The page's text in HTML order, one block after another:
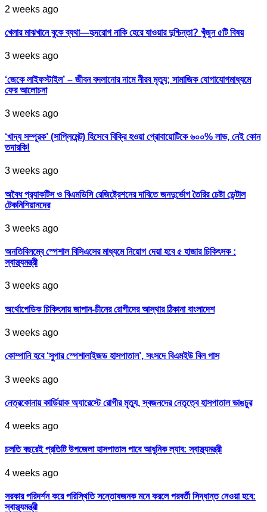
2 weeks ago
খেলার মাঝখানে বুকে ব্যথা—হৃদরোগ নাকি হেরে যাওয়ার দুশ্চিন্তা? খুঁজুন ৫টি বিষয়
3 weeks ago
‘জেকে লাইফস্টাইল’ – জীবন বদলানোর নামে নীরব মৃত্যু; সামাজিক যোগাযোগমাধ্যমে
ফের আলোচনা
3 weeks ago
‘খাদ্য সম্পূরক’ (সাপ্লিমেন্ট) হিসেবে বিক্রি হওয়া প্রোবায়োটিকে ৬০০% লাভ, নেই কোন
তদারকি!
3 weeks ago
অবৈধ প্র‍্যাকটিস ও বিএমডিসি রেজিষ্ট্রেশনের দাবিতে জনদুর্ভোগ তৈরির চেষ্টা ডেন্টাল
টেকনিশিয়ানদের
3 weeks ago
অনতিবিলম্বে স্পেশাল বিসিএসের মাধ্যমে নিয়োগ দেয়া হবে ৫ হাজার চিকিৎসক :
স্বাস্থ্যমন্ত্রী
3 weeks ago
অর্থোপেডিক চিকিৎসায় জাপান-চীনের রোগীদের আস্থার ঠিকানা বাংলাদেশ
3 weeks ago
কোম্পানি হবে ‘সুপার স্পেশালাইজড হাসপাতাল’, সংসদে বিএমইউ বিল পাস
3 weeks ago
নেত্রকোনায় কার্ডিয়াক অ্যারেস্টে রোগীর মৃত্যু, স্বজনদের নেতৃত্বে হাসপাতাল ভাঙচুর
4 weeks ago
চলতি বছরেই প্রতিটি উপজেলা হাসপাতাল পাবে আধুনিক ল্যাব: স্বাস্থ্যমন্ত্রী
4 weeks ago
সরকার পরিদর্শন করে পরিস্থিতি সন্তোষজনক মনে করলে পরবর্তী সিদ্ধান্ত নেওয়া হবে:
স্বাস্থ্যমন্ত্রী